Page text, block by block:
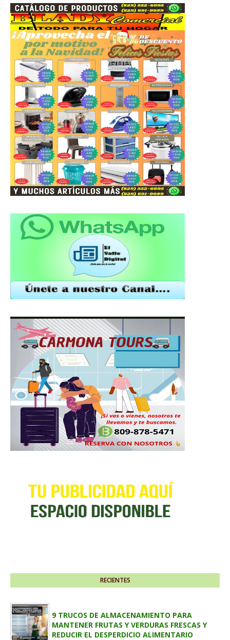
RECIENTES
9 TRUCOS DE ALMACENAMIENTO PARA
MANTENER FRUTAS Y VERDURAS FRESCAS Y
REDUCIR EL DESPERDICIO ALIMENTARIO